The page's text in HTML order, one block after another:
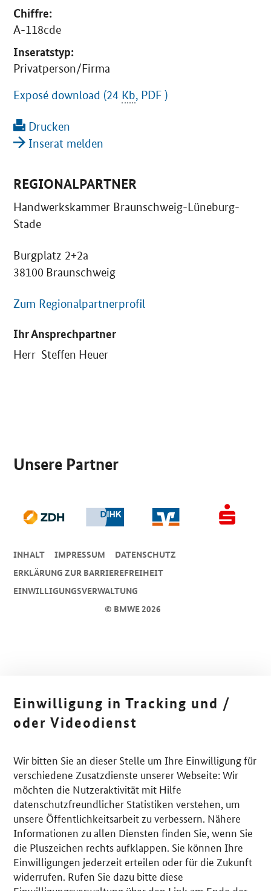
Chiffre:
A-118cde
Inseratstyp:
Privatperson/Firma
Exposé download (24 Kb, PDF )
Drucken
Inserat melden
REGIONALPARTNER
Handwerkskammer Braunschweig-Lüneburg-
Stade
Burgplatz 2+2a
38100 Braunschweig
Zum Regionalpartnerprofil
Ihr Ansprechpartner
Herr Steffen Heuer
Unsere Partner
© BMWE 2026
INHALT IMPRESSUM
DA­TEN­SCHUTZ
ERKLÄRUNG ZUR BARRIEREFREIHEIT
EINWILLIGUNGSVERWALTUNG
Einwilligung in Tracking und /
oder Videodienst
Wir bitten Sie an dieser Stelle um Ihre Einwilligung für
verschiedene Zusatzdienste unserer Webseite: Wir
möchten die Nutzeraktivität mit Hilfe
datenschutzfreundlicher Statistiken verstehen, um
unsere Öffentlichkeitsarbeit zu verbessern. Nähere
Informationen zu allen Diensten finden Sie, wenn Sie
die Pluszeichen rechts aufklappen. Sie können Ihre
Einwilligungen jederzeit erteilen oder für die Zukunft
widerrufen. Rufen Sie dazu bitte diese